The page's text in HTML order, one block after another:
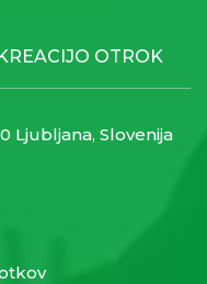
OTROK
Ljubljana, Slovenija